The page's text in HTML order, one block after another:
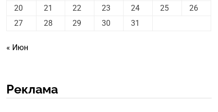
20
21 22 23 24 25
26
27
28 29 30 31
« Июн
Реклама